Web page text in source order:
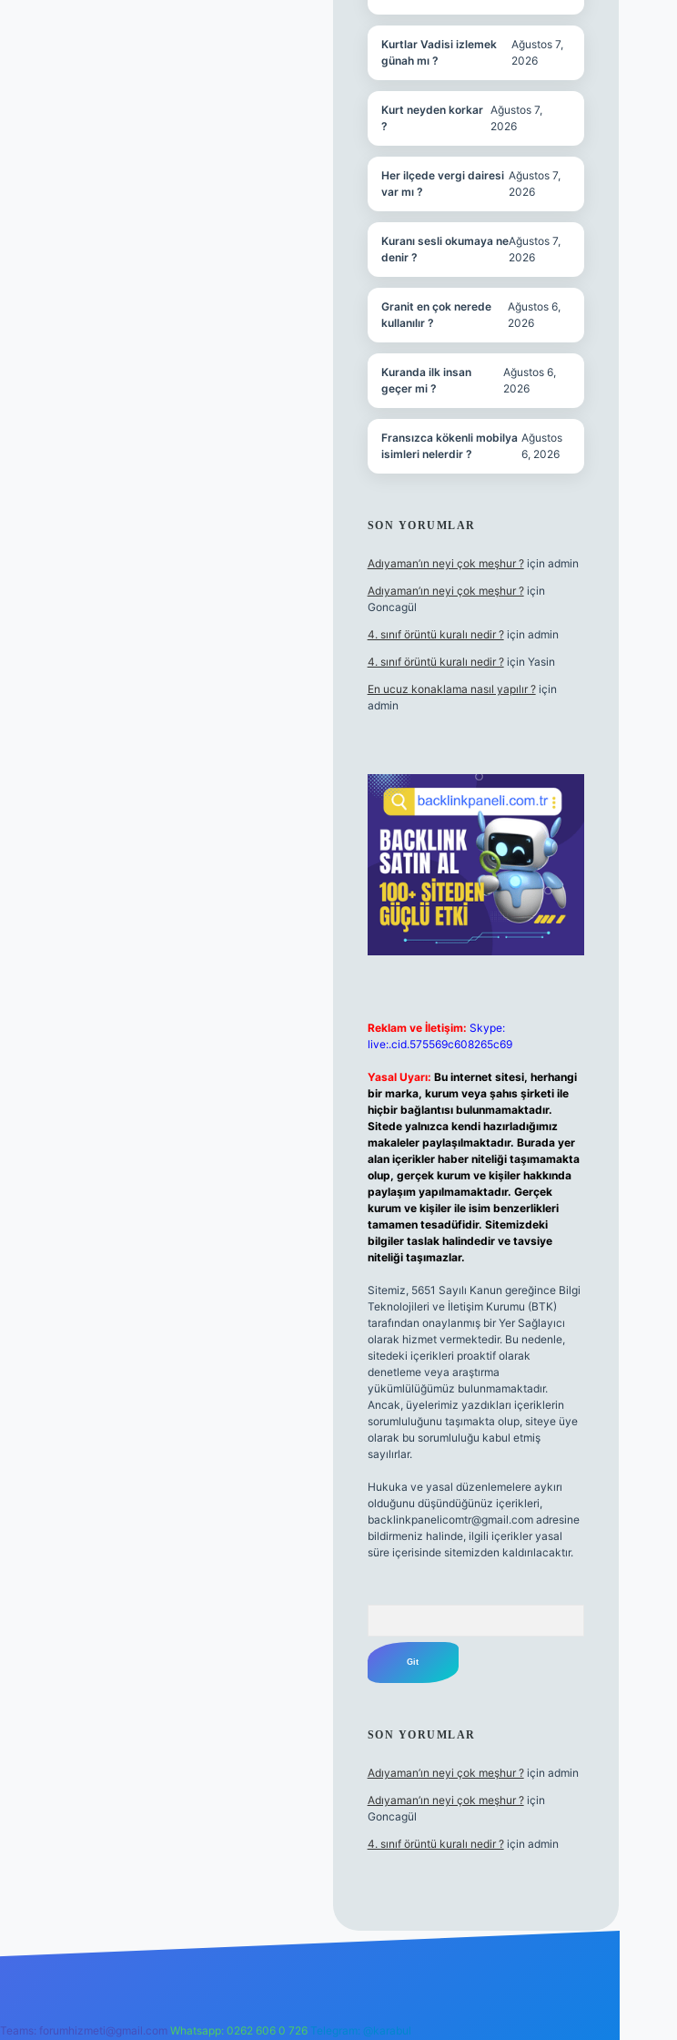
Kurtlar Vadisi izlemek
günah mı ?
Ağustos 7,
2026
Kurt neyden korkar
?
Ağustos 7,
2026
Her ilçede vergi dairesi
var mı ?
Ağustos 7,
2026
Kuranı sesli okumaya ne
denir ?
Ağustos 7,
2026
Granit en çok nerede
kullanılır ?
Ağustos 6,
2026
Kuranda ilk insan
geçer mi ?
Ağustos 6,
2026
Fransızca kökenli mobilya
isimleri nelerdir ?
Ağustos
6, 2026
SON YORUMLAR
Adıyaman’ın neyi çok meşhur ?için admin
Adıyaman’ın neyi çok meşhur ?için
Goncagül
4. sınıf örüntü kuralı nedir ?için admin
4. sınıf örüntü kuralı nedir ?için Yasin
En ucuz konaklama nasıl yapılır ?için
admin
Reklam ve İletişim: Skype:
live:.cid.575569c608265c69
Yasal Uyarı: Bu internet sitesi, herhangi
bir marka, kurum veya şahıs şirketi ile
hiçbir bağlantısı bulunmamaktadır.
Sitede yalnızca kendi hazırladığımız
makaleler paylaşılmaktadır. Burada yer
alan içerikler haber niteliği taşımamakta
olup, gerçek kurum ve kişiler hakkında
paylaşım yapılmamaktadır. Gerçek
kurum ve kişiler ile isim benzerlikleri
tamamen tesadüfidir. Sitemizdeki
bilgiler taslak halindedir ve tavsiye
niteliği taşımazlar.
Sitemiz, 5651 Sayılı Kanun gereğince Bilgi
Teknolojileri ve İletişim Kurumu (BTK)
tarafından onaylanmış bir Yer Sağlayıcı
olarak hizmet vermektedir. Bu nedenle,
sitedeki içerikleri proaktif olarak
denetleme veya araştırma
yükümlülüğümüz bulunmamaktadır.
Ancak, üyelerimiz yazdıkları içeriklerin
sorumluluğunu taşımakta olup, siteye üye
olarak bu sorumluluğu kabul etmiş
sayılırlar.
Hukuka ve yasal düzenlemelere aykırı
olduğunu düşündüğünüz içerikleri,
backlinkpanelicomtr@gmail.comadresine
bildirmeniz halinde, ilgili içerikler yasal
süre içerisinde sitemizden kaldırılacaktır.
SON YORUMLAR
Adıyaman’ın neyi çok meşhur ?için admin
Adıyaman’ın neyi çok meşhur ?için
Goncagül
4. sınıf örüntü kuralı nedir ?için admin
Teams: forumhizmeti@gmail.com Whatsapp: 0262 606 0 726 Telegram: @karabul